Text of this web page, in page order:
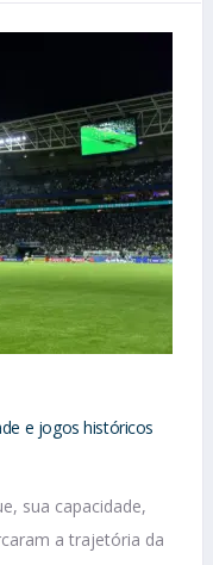
e jogos históricos
sua capacidade,
a trajetória da